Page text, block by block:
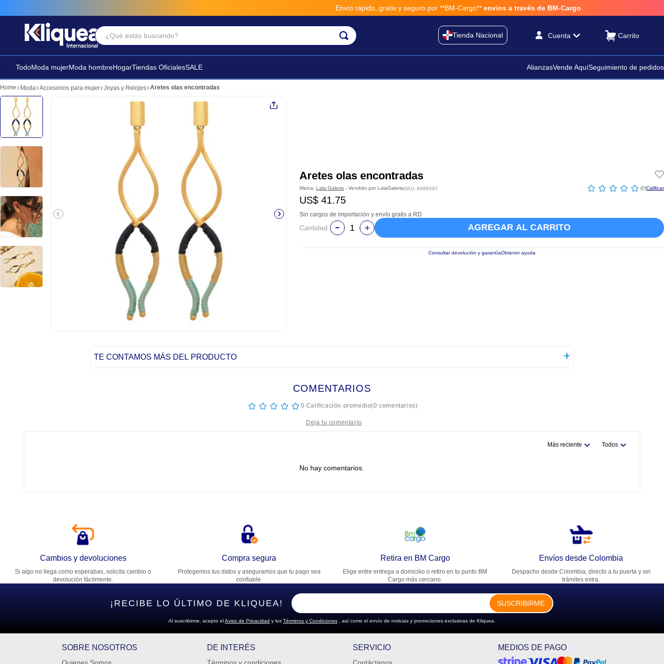
Envío rápido, gratis y seguro por **BM-Cargo** envios a través de BM-Cargo
¿Qué estás buscando?
Tienda Nacional Cuenta
TodoModa mujerModa hombreHogarTiendas OficialesSALE AlianzasVende AquíSeguimiento de pedidos
Moda Accesorios para mujer Joyas y Relojes Aretes olas encontradas
Aretes olas encontradas
Marca: Lala Galeria - Vendido por LalaGaleriaSKU: 8489597 ☆ ☆ ☆ ☆ ☆ (0)
US$ 41.75
Sin cargos de importación y envío gratis a RD
Cantidad AGREGAR AL CARRITO
Consultar devolución y garantíaObtener ayuda
TE CONTAMOS MÁS DEL PRODUCTO
COMENTARIOS
☆ ☆ ☆ ☆ ☆ 0 Calificación promedio(0 comentarios)
Dirección de email
Escribe un comentario
ENVIAR COMENTARIO
Más reciente Todos
No hay comentarios.
Cambios y devoluciones
Si algo no llega como esperabas, solicita cambio o
devolución fácilmente.
Compra segura
Protegemos tus datos y aseguramos que tu pago sea
confiable.
Retira en BM Cargo
Elige entre entrega a domicilio o retiro en tu punto BM
Cargo más cercano.
Envíos desde Colombia
Despacho desde Colombia, directo a tu puerta y sin
trámites extra.
¡RECIBE LO ÚLTIMO DE KLIQUEA! SUSCRIBIRME
Al suscribirme, acepto elAviso de Privacidad y los Términos y Condiciones , así como el envío de noticias y promociones exclusivas de Kliquea.
SOBRE NOSOTROS DE INTERÉS SERVICIO MEDIOS DE PAGO
Términos Más Buscados
2. sandalia